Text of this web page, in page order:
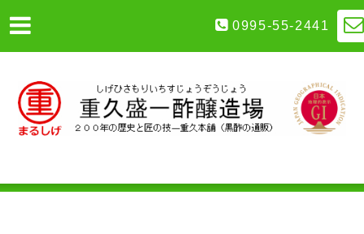
0995-55-2441